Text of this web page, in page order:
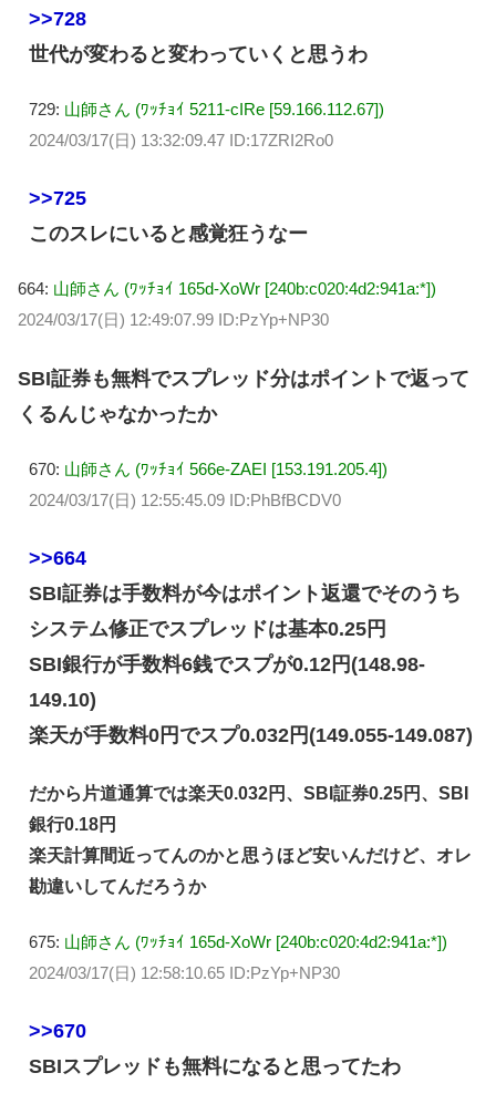
>>728
世代が変わると変わっていくと思うわ
729: 山師さん (ﾜｯﾁｮｲ 5211-cIRe [59.166.112.67])
2024/03/17(日) 13:32:09.47 ID:17ZRI2Ro0
>>725
このスレにいると感覚狂うなー
664: 山師さん (ﾜｯﾁｮｲ 165d-XoWr [240b:c020:4d2:941a:*])
2024/03/17(日) 12:49:07.99 ID:PzYp+NP30
SBI証券も無料でスプレッド分はポイントで返って
くるんじゃなかったか
670: 山師さん (ﾜｯﾁｮｲ 566e-ZAEI [153.191.205.4])
2024/03/17(日) 12:55:45.09 ID:PhBfBCDV0
>>664
SBI証券は手数料が今はポイント返還でそのうち
システム修正でスプレッドは基本0.25円
SBI銀行が手数料6銭でスプが0.12円(148.98-
149.10)
楽天が手数料0円でスプ0.032円(149.055-149.087)
だから片道通算では楽天0.032円、SBI証券0.25円、SBI
銀行0.18円
楽天計算間近ってんのかと思うほど安いんだけど、オレ
勘違いしてんだろうか
675: 山師さん (ﾜｯﾁｮｲ 165d-XoWr [240b:c020:4d2:941a:*])
2024/03/17(日) 12:58:10.65 ID:PzYp+NP30
>>670
SBIスプレッドも無料になると思ってたわ